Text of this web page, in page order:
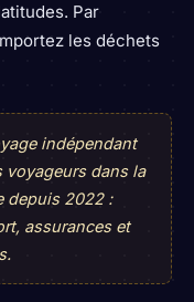
Par
les déchets
indépendant
voyageurs dans la
depuis 2022 :
assurances et